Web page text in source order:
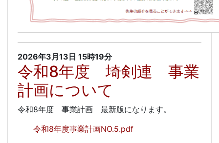
2026年3月13日 15時19分
令和8年度 埼剣連 事業
計画について
令和8年度 事業計画 最新版になります。
令和8年度事業計画NO.5.pdf